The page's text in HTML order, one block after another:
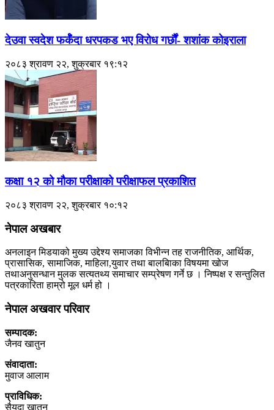
देउवा स्वदेश फर्कँदा धरपकड भए विरोध गर्छौं- शशांक कोइराला
२०८३ श्रावण २२, शुक्रबार १९:१२
कक्षा १२ को मौका परीक्षाको परीक्षाफल प्रकाशित
२०८३ श्रावण २२, शुक्रबार १०:१२
नेपाल अखबार
अनलाइन मिडयाको मुख्य उद्देश्य समाजका विभीन्न तह राजनीतिक, आर्थिक,
प्रासासिक, सामाजिक, माहिला,युवार तथा बालबािका विषयमा खोज
तथाअनुसन्धान मुलक सत्यतथ्य समाचार सम्प्रेषण गर्ने छ । निष्पक्ष र सन्तुलित
पत्रकारिता हाम्रो मूल धर्म हो ।
नेपाल अखवार परिवार
सम्पादक:
जैनव खातुन
संवादाता:
मुवाज आलाम
प्राविधिक:
सैयदा खातुन